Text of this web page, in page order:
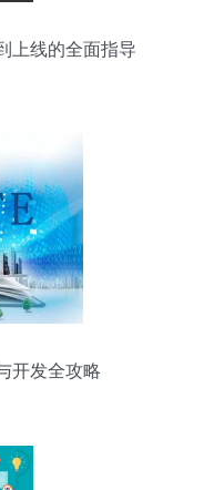
上线的全面指导
开发全攻略